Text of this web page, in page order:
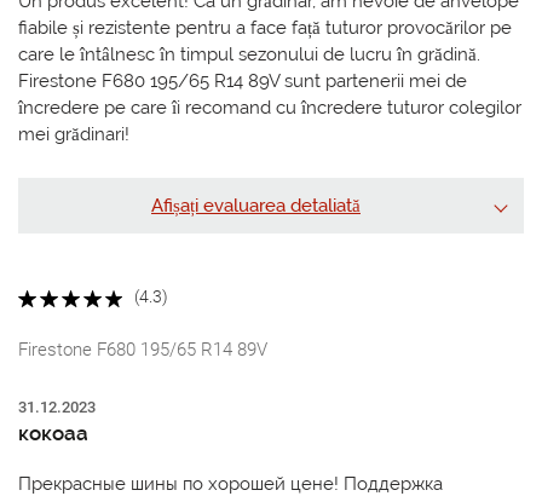
fiabile și rezistente pentru a face față tuturor provocărilor pe
care le întâlnesc în timpul sezonului de lucru în grădină.
Firestone F680 195/65 R14 89V sunt partenerii mei de
încredere pe care îi recomand cu încredere tuturor colegilor
mei grădinari!
Afișați evaluarea detaliată
(4.3)
Firestone F680 195/65 R14 89V
31.12.2023
кокоаа
Прекрасные шины по хорошей цене! Поддержка